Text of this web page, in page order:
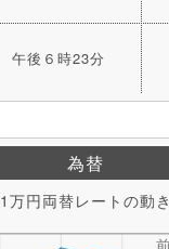
午後６時23分
為替
1万円両替レートの動き